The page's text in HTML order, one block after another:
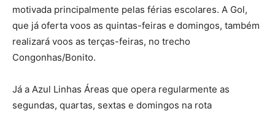
motivada principalmente pelas férias escolares. A Gol,
que já oferta voos as quintas-feiras e domingos, também
realizará voos as terças-feiras, no trecho
Congonhas/Bonito.
Já a Azul Linhas Áreas que opera regularmente as
segundas, quartas, sextas e domingos na rota